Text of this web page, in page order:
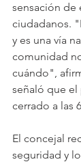
sensación de
ciudadanos.
y es una vía
comunidad
cuándo",
señaló que el
cerrado a las
El concejal
seguridad y